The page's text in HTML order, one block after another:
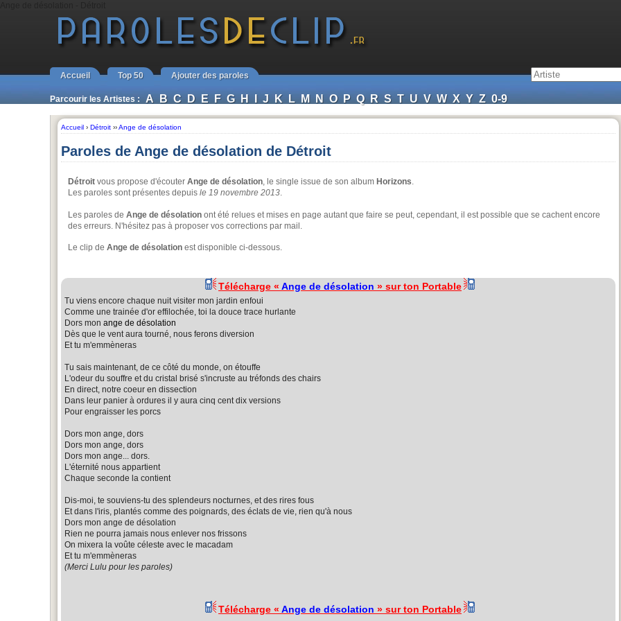
Accueil Top 50 Ajouter des paroles
Parcourir les Artistes : A B C D E F G H I J K L M N O P Q R S T U V W X Y Z 0-9
Accueil › Détroit ››Ange de désolation
Paroles de Ange de désolation de Détroit
Détroit vous propose d'écouter Ange de désolation, le single issue de son album Horizons.
Les paroles sont présentes depuis le 19 novembre 2013.
Les paroles de Ange de désolation ont été relues et mises en page autant que faire se peut, cependant, il est possible que se cachent encore
des erreurs. N'hésitez pas à proposer vos corrections par mail.
Le clip de Ange de désolation est disponible ci-dessous.
Télécharge « Ange de désolation » sur ton Portable
Tu viens encore chaque nuit visiter mon jardin enfoui
Comme une trainée d'or effilochée, toi la douce trace hurlante
Dors mon ange de désolation
Dès que le vent aura tourné, nous ferons diversion
Et tu m'emmèneras
Tu sais maintenant, de ce côté du monde, on étouffe
L'odeur du souffre et du cristal brisé s'incruste au tréfonds des chairs
En direct, notre coeur en dissection
Dans leur panier à ordures il y aura cinq cent dix versions
Pour engraisser les porcs
Dors mon ange, dors
Dors mon ange, dors
Dors mon ange... dors.
L'éternité nous appartient
Chaque seconde la contient
Dis-moi, te souviens-tu des splendeurs nocturnes, et des rires fous
Et dans l'iris, plantés comme des poignards, des éclats de vie, rien qu'à nous
Dors mon ange de désolation
Rien ne pourra jamais nous enlever nos frissons
On mixera la voûte céleste avec le macadam
Et tu m'emmèneras
(Merci Lulu pour les paroles)
Télécharge « Ange de désolation » sur ton Portable